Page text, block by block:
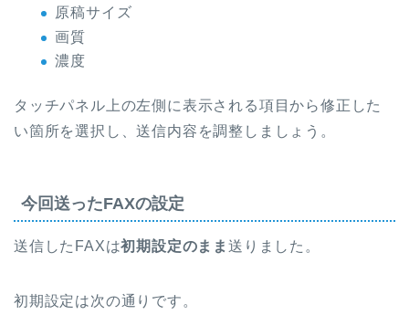
原稿サイズ
画質
濃度
タッチパネル上の左側に表示される項目から修正した
い箇所を選択し、送信内容を調整しましょう。
今回送ったFAXの設定
送信したFAXは初期設定のまま送りました。
初期設定は次の通りです。